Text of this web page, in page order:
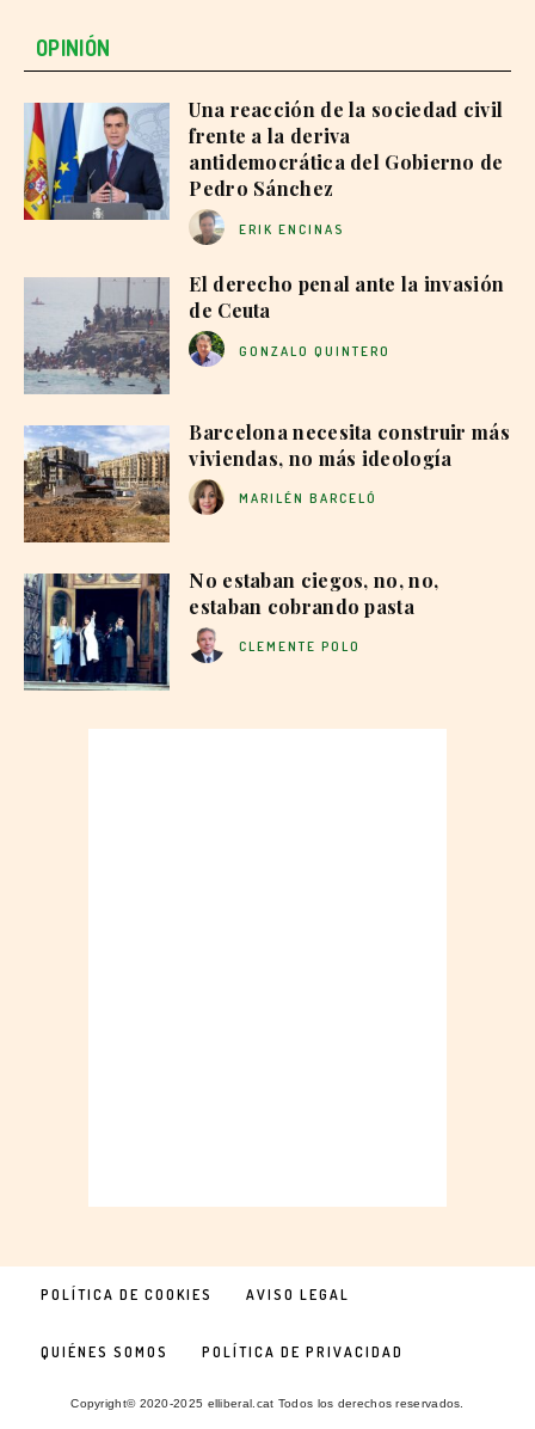
OPINIÓN
Una reacción de la sociedad civil
frente a la deriva
antidemocrática del Gobierno de
Pedro Sánchez
ERIK ENCINAS
El derecho penal ante la invasión
de Ceuta
GONZALO QUINTERO
Barcelona necesita construir más
viviendas, no más ideología
MARILÉN BARCELÓ
No estaban ciegos, no, no,
estaban cobrando pasta
CLEMENTE POLO
POLÍTICA DE COOKIES AVISO LEGAL
QUIÉNES SOMOS POLÍTICA DE PRIVACIDAD
Copyright© 2020-2025 elliberal.cat Todos los derechos reservados.